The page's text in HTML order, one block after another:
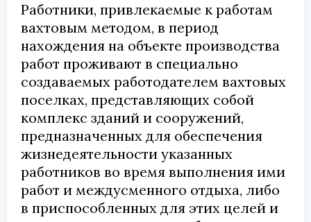
Работники, привлекаемые к работам
вахтовым методом, в период
нахождения на объекте производства
работ проживают в специально
создаваемых работодателем вахтовых
поселках, представляющих собой
комплекс зданий и сооружений,
предназначенных для обеспечения
жизнедеятельности указанных
работников во время выполнения ими
работ и междусменного отдыха, либо
в приспособленных для этих целей и